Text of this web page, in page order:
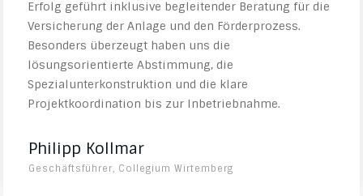
Erfolg geführt inklusive begleitender Beratung für die
Versicherung der Anlage und den Förderprozess.
Besonders überzeugt haben uns die
lösungsorientierte Abstimmung, die
Spezialunterkonstruktion und die klare
Projektkoordination bis zur Inbetriebnahme.
Philipp Kollmar
Geschäftsführer, Collegium Wirtemberg